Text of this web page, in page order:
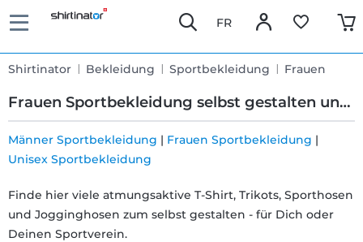
FR
Shirtinator Bekleidung Sportbekleidung Frauen
Frauen Sportbekleidung selbst gestalten und bedrucken
Schnelle
Lieferung
Männer Sportbekleidung | Frauen Sportbekleidung |
Unisex Sportbekleidung
Finde hier viele atmungsaktive T-Shirt, Trikots, Sporthosen
und Jogginghosen zum selbst gestalten - für Dich oder
Deinen Sportverein.